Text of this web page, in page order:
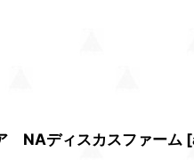
NAディスカスファーム [